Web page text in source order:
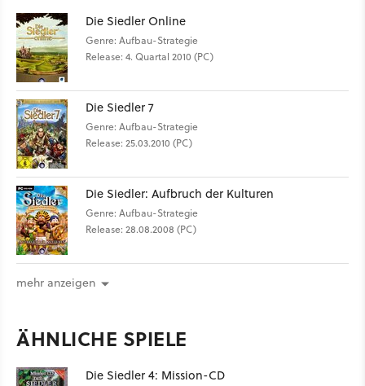
Die Siedler Online
Genre: Aufbau-Strategie
Release: 4. Quartal 2010 (PC)
Die Siedler 7
Genre: Aufbau-Strategie
Release: 25.03.2010 (PC)
Die Siedler: Aufbruch der Kulturen
Genre: Aufbau-Strategie
Release: 28.08.2008 (PC)
mehr anzeigen
ÄHNLICHE SPIELE
Die Siedler 4: Mission-CD